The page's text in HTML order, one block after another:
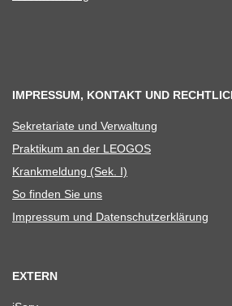
IMPRESSUM, KONTAKT UND
Sekre­ta­riate und Verwaltung
Prak­ti­kum an der LEOGOS
Krank­mel­dung (Sek. I)
So fin­den Sie uns
Impres­sum und Datenschutzerklärung
EXTERN